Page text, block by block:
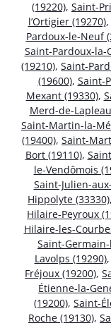
(19220), Saint-
l’Ortigier (19270),
Pardoux-le-Neuf
Saint-Pardoux-la-
(19210), Saint-
(19600), Saint-
Mexant (19330),
Merd-de-
Saint-Martin-la-
(19400), Saint-
Bort (19110),
le-Vendômois
Saint-Julien-
Hippolyte (33330),
Hilaire-Peyroux
Hilaire-les-
Saint-
Lavolps (19290),
Fréjoux (19200),
Étienne-la-
(19200), Saint-
Roche (19130),